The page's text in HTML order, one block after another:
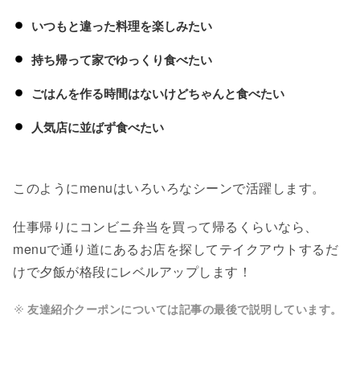
いつもと違った料理を楽しみたい
持ち帰って家でゆっくり食べたい
ごはんを作る時間はないけどちゃんと食べたい
人気店に並ばず食べたい
このようにmenuはいろいろなシーンで活躍します。
仕事帰りにコンビニ弁当を買って帰るくらいなら、
menuで通り道にあるお店を探してテイクアウトするだ
けで夕飯が格段にレベルアップします！
友達紹介クーポンについては記事の最後で説明しています。